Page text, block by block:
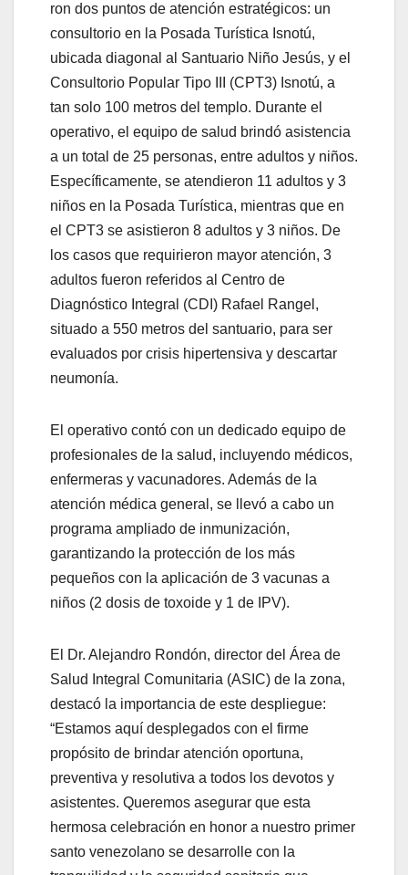
ron dos puntos de atención estratégicos: un
consultorio en la Posada Turística Isnotú,
ubicada diagonal al Santuario Niño Jesús, y el
Consultorio Popular Tipo III (CPT3) Isnotú, a
tan solo 100 metros del templo. Durante el
operativo, el equipo de salud brindó asistencia
a un total de 25 personas, entre adultos y niños.
Específicamente, se atendieron 11 adultos y 3
niños en la Posada Turística, mientras que en
el CPT3 se asistieron 8 adultos y 3 niños. De
los casos que requirieron mayor atención, 3
adultos fueron referidos al Centro de
Diagnóstico Integral (CDI) Rafael Rangel,
situado a 550 metros del santuario, para ser
evaluados por crisis hipertensiva y descartar
neumonía.
El operativo contó con un dedicado equipo de
profesionales de la salud, incluyendo médicos,
enfermeras y vacunadores. Además de la
atención médica general, se llevó a cabo un
programa ampliado de inmunización,
garantizando la protección de los más
pequeños con la aplicación de 3 vacunas a
niños (2 dosis de toxoide y 1 de IPV).
El Dr. Alejandro Rondón, director del Área de
Salud Integral Comunitaria (ASIC) de la zona,
destacó la importancia de este despliegue:
“Estamos aquí desplegados con el firme
propósito de brindar atención oportuna,
preventiva y resolutiva a todos los devotos y
asistentes. Queremos asegurar que esta
hermosa celebración en honor a nuestro primer
santo venezolano se desarrolle con la